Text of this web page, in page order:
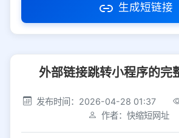
访问密码
社交平台 电商平台
选择防红平台类型，避免链接被拦截
生成短链接
外部链接跳转小程序的完
发布时间：2026-04-28 01:37
作者：快缩短网址